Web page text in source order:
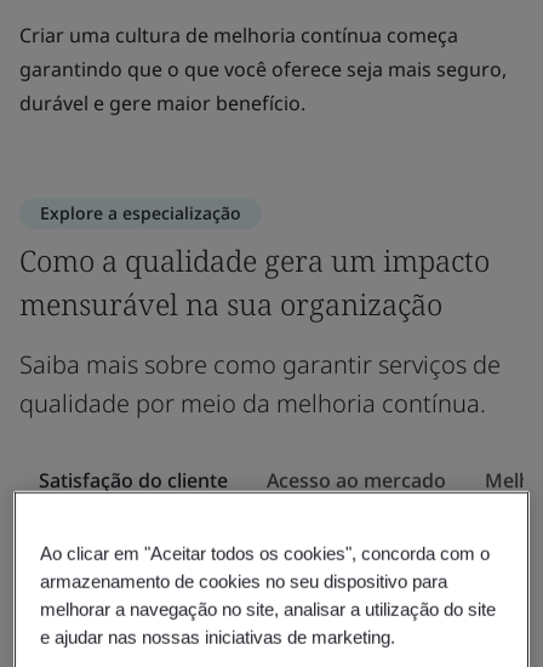
Criar uma cultura de melhoria contínua começa
garantindo que o que você oferece seja mais seguro,
durável e gere maior benefício.
Explore a especialização
Como a qualidade gera um impacto
mensurável na sua organização
Saiba mais sobre como garantir serviços de
qualidade por meio da melhoria contínua.
Satisfação do cliente Acesso ao mercado
Especialização
Aumentando a satisfação do cliente
Ao clicar em "Aceitar todos os cookies", concorda com o
armazenamento de cookies no seu dispositivo para
melhorar a navegação no site, analisar a utilização do site
e ajudar nas nossas iniciativas de marketing.